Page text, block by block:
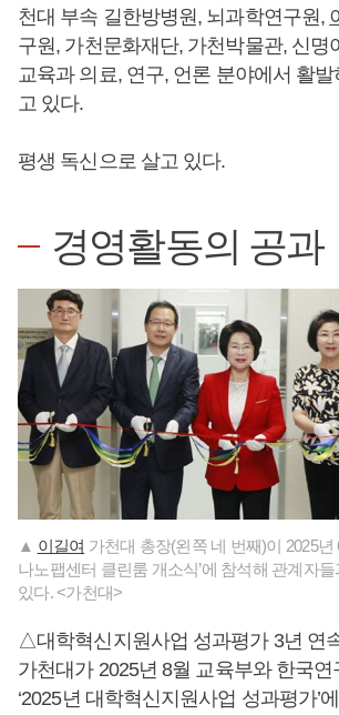
천대 부속 길한방병원, 뇌과학연구원,
구원, 가천문화재단, 가천박물관, 신명
교육과 의료, 연구, 언론 분야에서 활발
고 있다.
평생 독신으로 살고 있다.
경영활동의 공과
▲ 이길여 가천대 총장(왼쪽 네 번째)이 2025년
나노팹센터 클린룸 개소식’에 참석해 관계자
있다. <가천대>
△대학혁신지원사업 성과평가 3년 연속
가천대가 2025년 8월 교육부와 한국
‘2025년 대학혁신지원사업 성과평가’